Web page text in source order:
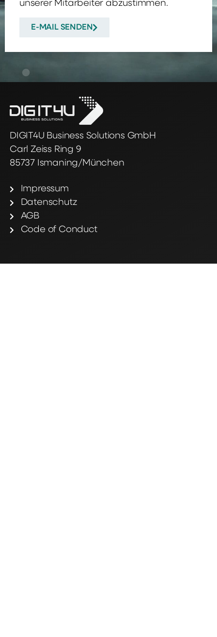
unserer Mitarbeiter abzustimmen.
E-MAIL SENDEN
DIGIT4U Business Solutions GmbH
Carl Zeiss Ring 9
85737 Ismaning/München
Impressum
Datenschutz
AGB
Code of Conduct